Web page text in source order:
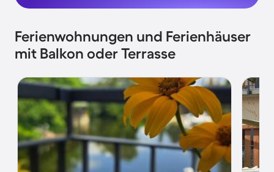
Ferienwohnungen und Ferienhäuser
mit Balkon oder Terrasse